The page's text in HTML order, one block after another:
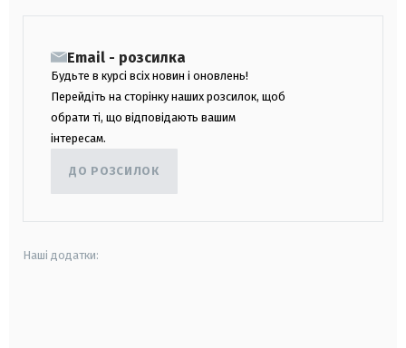
Email - розсилка
Будьте в курсі всіх новин і оновлень!
Перейдіть на сторінку наших розсилок, щоб
обрати ті, що відповідають вашим
інтересам.
ДО РОЗСИЛОК
Наші додатки: